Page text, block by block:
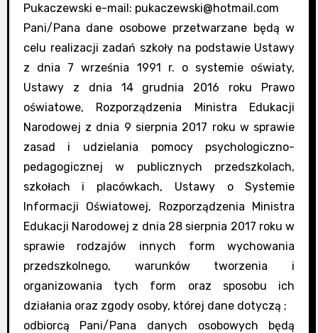
Pukaczewski e-mail: pukaczewski@hotmail.com
Pani/Pana dane osobowe przetwarzane będą w
celu realizacji zadań szkoły na podstawie Ustawy
z dnia 7 września 1991 r. o systemie oświaty,
Ustawy z dnia 14 grudnia 2016 roku Prawo
oświatowe, Rozporządzenia Ministra Edukacji
Narodowej z dnia 9 sierpnia 2017 roku w sprawie
zasad i udzielania pomocy psychologiczno-
pedagogicznej w publicznych przedszkolach,
szkołach i placówkach, Ustawy o Systemie
Informacji Oświatowej, Rozporządzenia Ministra
Edukacji Narodowej z dnia 28 sierpnia 2017 roku w
sprawie rodzajów innych form wychowania
przedszkolnego, warunków tworzenia i
organizowania tych form oraz sposobu ich
działania oraz zgody osoby, której dane dotyczą ;
odbiorcą Pani/Pana danych osobowych będą